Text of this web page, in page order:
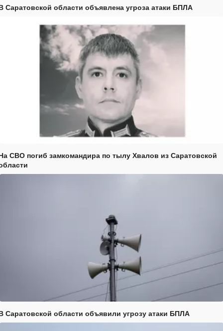
Саратовской области объявлена угроза атаки БПЛА
СВО погиб замкомандира по тылу Хвалов из Саратовской
Саратовской области объявили угрозу атаки БПЛА